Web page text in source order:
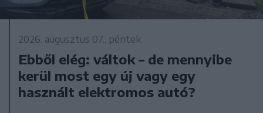
2026. augusztus 07., péntek
Ebből elég: váltok – de mennyibe
kerül most egy új vagy egy
használt elektromos autó?